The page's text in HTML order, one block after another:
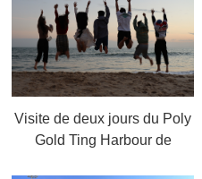
Visite de deux jours du Poly
Gold Ting Harbour de